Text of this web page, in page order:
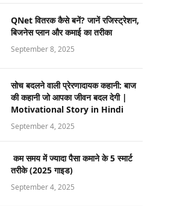
QNet वितरक कैसे बनें? जानें रजिस्ट्रेशन,
बिजनेस प्लान और कमाई का तरीका
September 8, 2025
सोच बदलने वाली प्रेरणादायक कहानी: बाज
की कहानी जो आपका जीवन बदल देगी |
Motivational Story in Hindi
September 4, 2025
कम समय में ज्यादा पैसा कमाने के 5 स्मार्ट
तरीके (2025 गाइड)
September 4, 2025